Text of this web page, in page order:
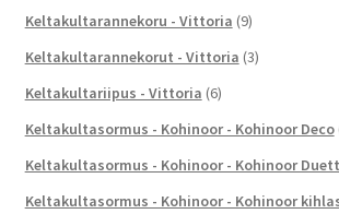
Keltakultarannekoru - Vittoria (9)
Keltakultarannekorut - Vittoria (3)
Keltakultariipus - Vittoria (6)
Keltakultasormus - Kohinoor - Kohinoor Deco
Keltakultasormus - Kohinoor - Kohinoor
Keltakultasormus - Kohinoor - Kohinoor